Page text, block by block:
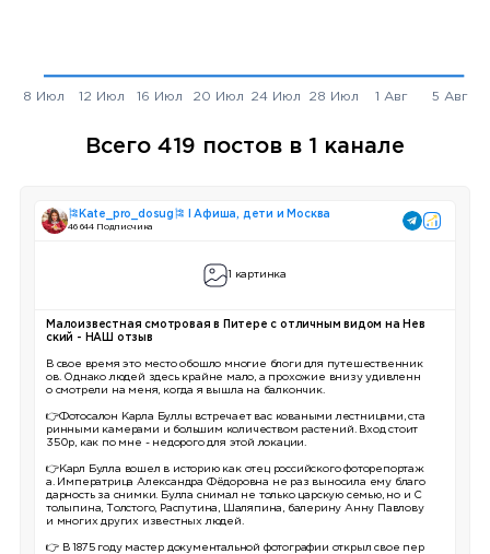
Всего 419 постов в 1 канале
🎏Kate_pro_dosug🎏 I Афиша, дети и Москва
46 644 Подписчика
1 картинка
Малоизвестная смотровая в Питере с отличным видом на Нев
ский - НАШ отзыв
В свое время это место обошло многие блоги для путешественник
ов. Однако людей здесь крайне мало, а прохожие внизу удивленн
о смотрели на меня, когда я вышла на балкончик.
👉Фотосалон Карла Буллы встречает вас коваными лестницами, ста
ринными камерами и большим количеством растений. Вход стоит
350р, как по мне - недорого для этой локации.
👉Карл Булла вошел в историю как отец российского фоторепортаж
а. Императрица Александра Фёдоровна не раз выносила ему благо
дарность за снимки. Булла снимал не только царскую семью, но и С
толыпина, Толстого, Распутина, Шаляпина, балерину Анну Павлову
и многих других известных людей.
👉 В 1875 году мастер документальной фотографии открыл свое пер